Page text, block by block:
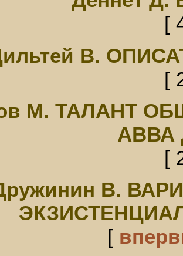
[
В.
[
М. ТАЛАНТ
АВВА
[
В.
[